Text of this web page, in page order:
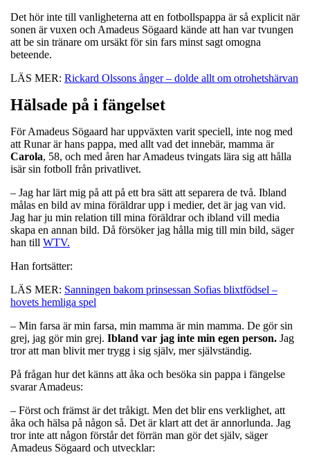
Det hör inte till vanligheterna att en fotbollspappa är så explicit när
sonen är vuxen och Amadeus Sögaard kände att han var tvungen
att be sin tränare om ursäkt för sin fars minst sagt omogna
beteende.
LÄS MER: Rickard Olssons ånger – dolde allt om otrohetshärvan
Hälsade på i fängelset
För Amadeus Sögaard har uppväxten varit speciell, inte nog med
att Runar är hans pappa, med allt vad det innebär, mamma är
Carola, 58, och med åren har Amadeus tvingats lära sig att hålla
isär sin fotboll från privatlivet.
– Jag har lärt mig på att på ett bra sätt att separera de två. Ibland
målas en bild av mina föräldrar upp i medier, det är jag van vid.
Jag har ju min relation till mina föräldrar och ibland vill media
skapa en annan bild. Då försöker jag hålla mig till min bild, säger
han till WTV.
Han fortsätter:
LÄS MER: Sanningen bakom prinsessan Sofias blixtfödsel –
hovets hemliga spel
– Min farsa är min farsa, min mamma är min mamma. De gör sin
grej, jag gör min grej. Ibland var jag inte min egen person. Jag
tror att man blivit mer trygg i sig själv, mer självständig.
På frågan hur det känns att åka och besöka sin pappa i fängelse
svarar Amadeus:
– Först och främst är det tråkigt. Men det blir ens verklighet, att
åka och hälsa på någon så. Det är klart att det är annorlunda. Jag
tror inte att någon förstår det förrän man gör det själv, säger
Amadeus Sögaard och utvecklar: